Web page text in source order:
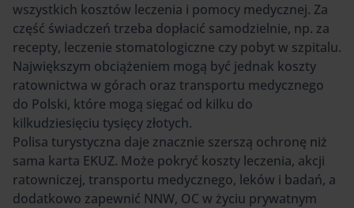
wszystkich kosztów leczenia i pomocy medycznej. Za
część świadczeń trzeba dopłacić samodzielnie, np. za
recepty, leczenie stomatologiczne czy pobyt w szpitalu.
Największym obciążeniem mogą być jednak koszty
ratownictwa w górach oraz transportu medycznego
do Polski, które mogą sięgać od kilku do
kilkudziesięciu tysięcy złotych.
Polisa turystyczna daje znacznie szerszą ochronę niż
sama karta EKUZ. Może pokryć koszty leczenia, akcji
ratowniczej, transportu medycznego, leków i badań, a
dodatkowo zapewnić NNW, OC w życiu prywatnym